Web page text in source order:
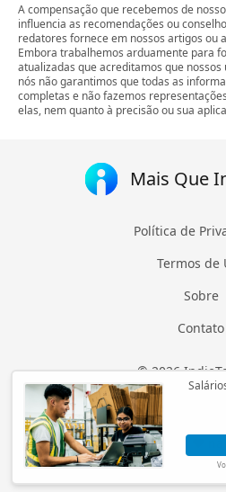
A compensação que recebemos de
influencia as recomendações ou
redatores fornece em nossos artigos ou
Embora trabalhemos arduamente para
atualizadas que acreditamos que
nós não garantimos que todas as
completas e não fazemos
elas, nem quanto à precisão ou sua
Mais Que
Política de
Termos de
Sobre
Contato
© 2026
Registry Code:
Todos os direitos
Feito com ❤ na